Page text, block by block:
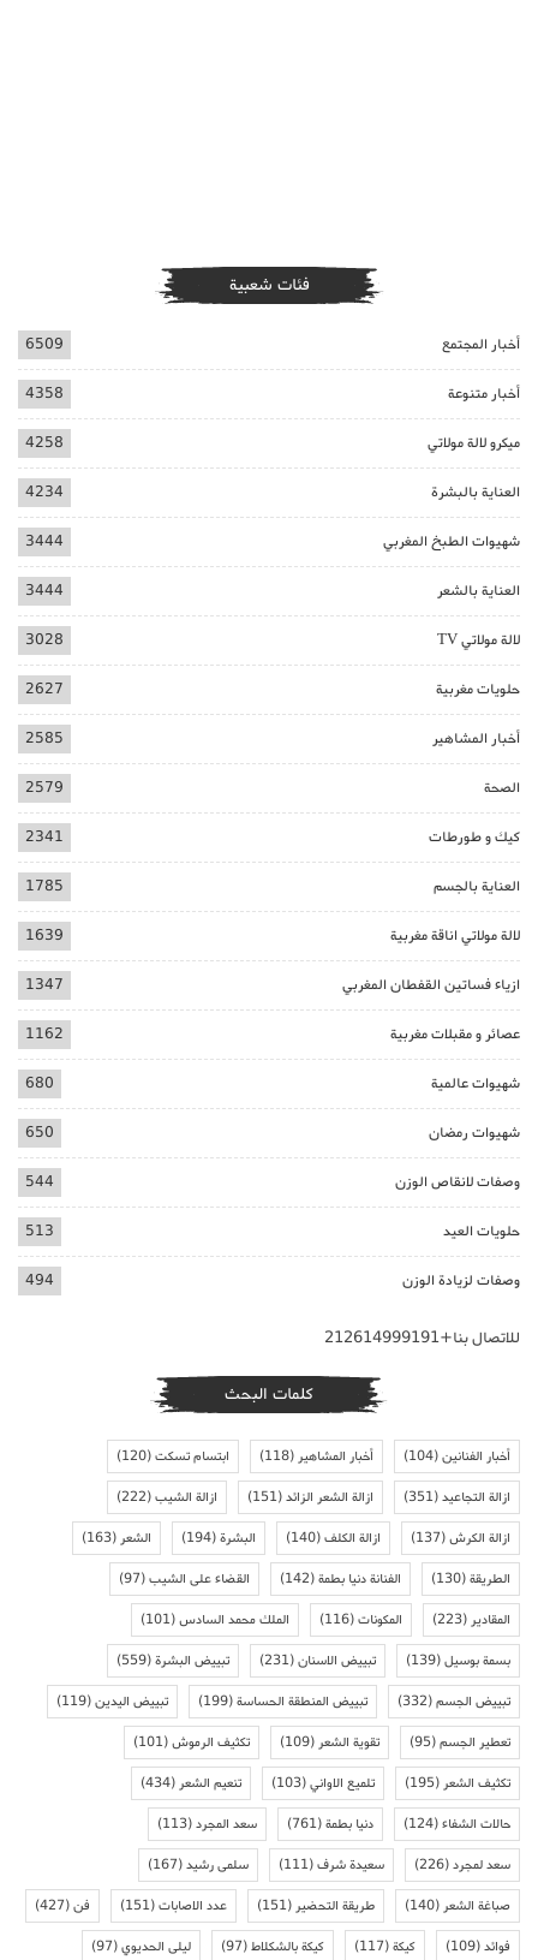
فئات شعبية
أخبار المجتمع 6509
أخبار متنوعة 4358
ميكرو لالة مولاتي 4258
العناية بالبشرة 4234
شهيوات الطبخ المغربي 3444
العناية بالشعر 3444
لالة مولاتي TV 3028
حلويات مغربية 2627
أخبار المشاهير 2585
الصحة 2579
كيك و طورطات 2341
العناية بالجسم 1785
لالة مولاتي اناقة مغربية 1639
ازياء فساتين القفطان المغربي 1347
عصائر و مقبلات مغربية 1162
شهيوات عالمية 680
شهيوات رمضان 650
وصفات لانقاص الوزن 544
حلويات العيد 513
وصفات لزيادة الوزن 494
للاتصال بنا+212614999191
كلمات البحث
أخبار الفنانين(104) أخبار المشاهير(118) ابتسام تسكت(120)
ازالة التجاعيد(351) ازالة الشعر الزائد(151) ازالة الشيب(222)
ازالة الكرش(137) ازالة الكلف(140) البشرة(194) الشعر(163)
الطريقة(130) الفنانة دنيا بطمة(142) القضاء على الشيب(97)
المقادير(223) المكونات(116) الملك محمد السادس(101)
بسمة بوسيل(139) تبييض الاسنان(231) تبييض البشرة(559)
تبييض الجسم(332) تبييض المنطقة الحساسة(199) تبييض اليدين(119)
تعطير الجسم(95) تقوية الشعر(109) تكثيف الرموش(101)
تكثيف الشعر(195) تلميع الاواني(103) تنعيم الشعر(434)
حالات الشفاء(124) دنيا بطمة(761) سعد المجرد(113)
سعد لمجرد(226) سعيدة شرف(111) سلمى رشيد(167)
صباغة الشعر(140) طريقة التحضير(151) عدد الاصابات(151) فن(427)
فوائد(109) كيكة(117) كيكة بالشكلاط(97) ليلى الحديوي(97)